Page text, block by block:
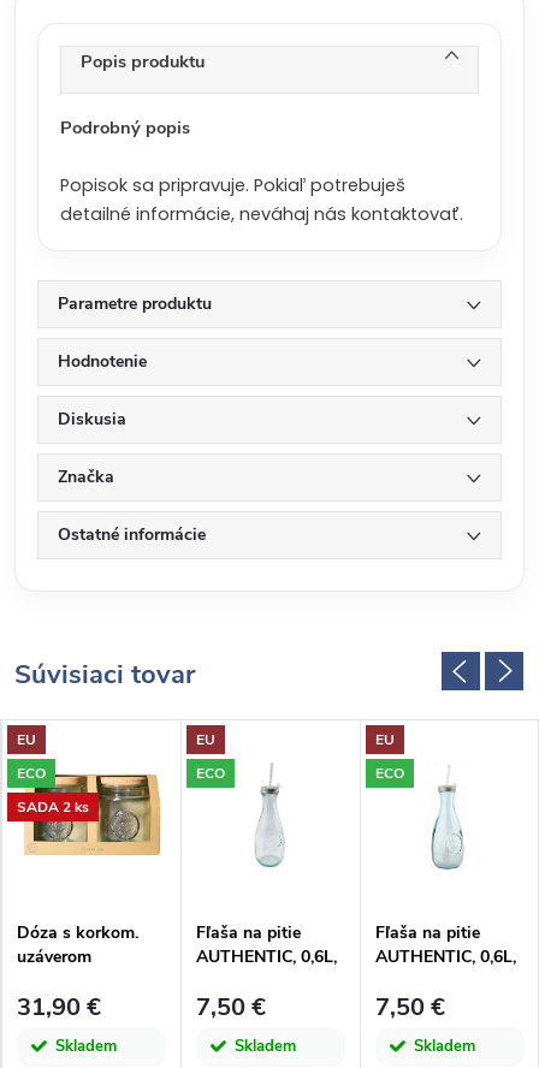
Popis produktu
Podrobný popis
Popisok sa pripravuje. Pokiaľ potrebuješ
detailné informácie, neváhaj nás kontaktovať.
Parametre produktu
Hodnotenie
Diskusia
Značka
Ostatné informácie
Súvisiaci tovar
EU
ECO
SADA 2 ks
Dóza s korkom.
uzáverom
číra|San Miguel
31,90 €
Skladem
EU
ECO
Fľaša na pitie
AUTHENTIC, 0,6L,
7,50 €
Skladem
EU
ECO
Fľaša na pitie
AUTHENTIC, 0,6L,
7,50 €
Skladem